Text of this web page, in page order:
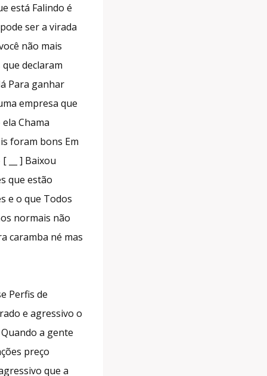
está Falindo é
ser a virada
não mais
declaram
Para ganhar
empresa que
Chama
foram bons Em
__ ] Baixou
que estão
e o que Todos
normais não
caramba né mas
Perfis de
e agressivo o
a gente
preço
que a